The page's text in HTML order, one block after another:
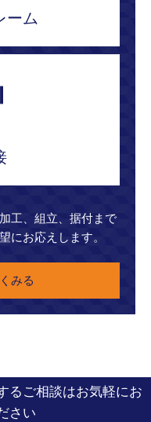
ーム
工、組立、据付まで
にお応えします。
みる
るご相談はお気軽にお
さい